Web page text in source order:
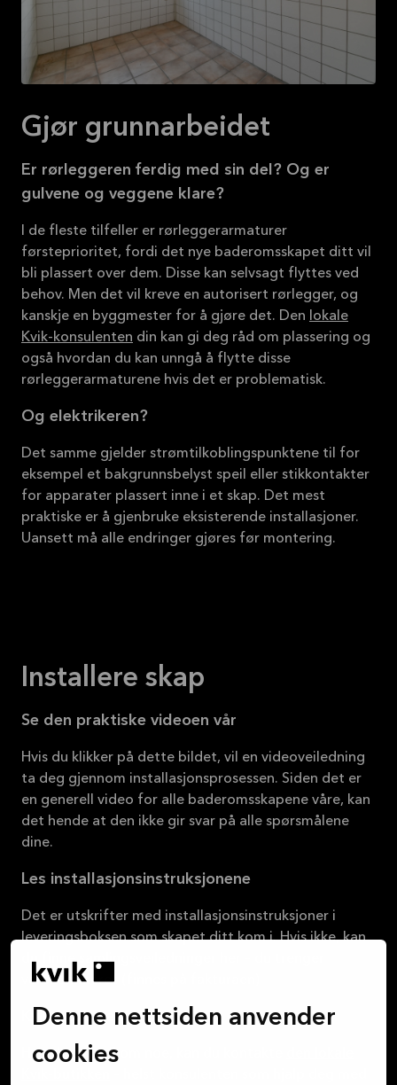
Denne nettsiden anvender
cookies
Gjør grunnarbeidet
Er rørleggeren ferdig med sin del? Og er
gulvene og veggene klare?
I de fleste tilfeller er rørleggerarmaturer
førsteprioritet, fordi det nye baderomsskapet ditt vil
bli plassert over dem. Disse kan selvsagt flyttes ved
behov. Men det vil kreve en autorisert rørlegger, og
kanskje en byggmester for å gjøre det. Den
lokale
Kvik-konsulenten din kan gi deg råd om plassering og
også hvordan du kan unngå å flytte disse
rørleggerarmaturene hvis det er problematisk.
Og elektrikeren?
Det samme gjelder strømtilkoblingspunktene til for
eksempel et bakgrunnsbelyst speil eller stikkontakter
for apparater plassert inne i et skap. Det mest
praktiske er å gjenbruke eksisterende installasjoner.
Uansett må alle endringer gjøres før montering.
Installere skap
Se den praktiske videoen vår
Hvis du klikker på dette bildet, vil en videoveiledning
ta deg gjennom installasjonsprosessen. Siden det er
en generell video for alle baderomsskapene våre, kan
det hende at den ikke gir svar på alle spørsmålene
dine.
Les installasjonsinstruksjonene
Det er utskrifter med installasjonsinstruksjoner i
leveringsboksen som skapet ditt kom i. Hvis ikke, kan
du finne
samlingsveiledninger
varenummeret (finnes på fakturaen).
Kvik-konsulenten din
Hvis du er i tvil om noe, kan du kontakte